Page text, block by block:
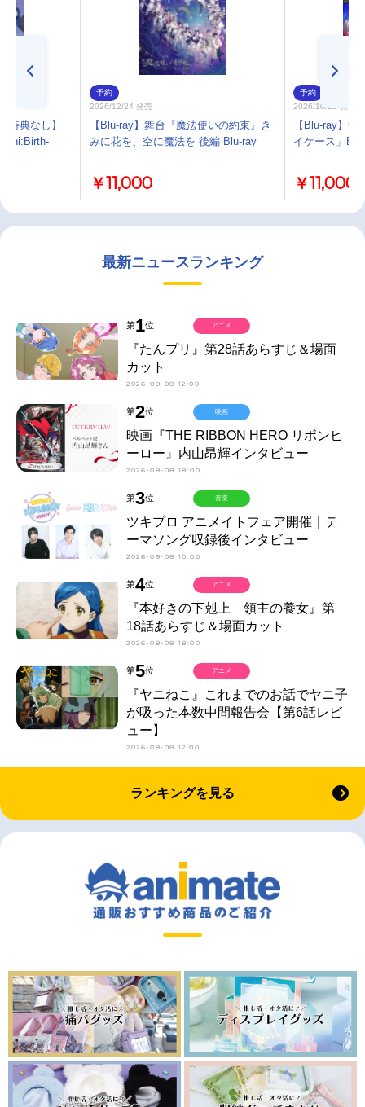
特典なし】
Uni:Birth-
予約
2026/12/24 発売
【Blu-ray】舞台『魔法使いの約束』き
みに花を、空に魔法を 後編 Blu-ray
￥11,000
予約
2026/10/28 発売
【Blu-ray】
イケース」
￥11,000
最新ニュースランキング
第1位
『たんプリ』第28話あらすじ＆場面
カット
2026-08-08 12:00
アニメ
第2位
映画『THE RIBBON HERO リボンヒ
ーロー』内山昂輝インタビュー
2026-08-08 18:00
映画
第3位
ツキプロ アニメイトフェア開催｜テ
ーマソング収録後インタビュー
2026-08-08 10:00
音楽
第4位
『本好きの下剋上 領主の養女』第
18話あらすじ＆場面カット
2026-08-08 18:00
アニメ
第5位
『ヤニねこ』これまでのお話でヤニ子
が吸った本数中間報告会【第6話レビ
ュー】
2026-08-08 12:00
アニメ
ランキングを見る